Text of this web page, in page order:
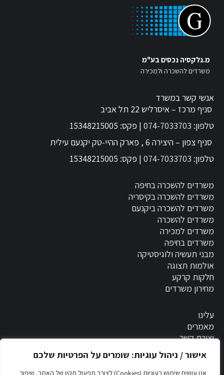
אישור / ניהול עוגיות: שומרים על הפרטיות שלכם
אנו עושים שימוש בעוגיות (Cookies) לצורך תפעול תקין של האתר, שיפור
מ.גלקסיה נכסים בע"מ
משרדים להשכרה ולמכירה
אנשי קשר במשרד
סניף מרכז – איסרליש 22 תל אביב
טלפון: 074-7033703 | פקס: 15348215005
סניף צפון – היצירה 6 , פארק ההיי-טק יקנעם עילית
טלפון: 074-7033703 | פקס: 15348215005
משרדים להשכרה בחיפה
משרדים להשכרה בקיסריה
משרדים להשכרה ביקנעם
משרדים להשכרה
משרדים למכירה
משרדים בחיפה
מבני תעשיה ולוגיסטיקה
אולמות תצוגה
חלקות קרקע
מחירון משרדים
עלינו
מאמרים
יצירת קשר
הסדרי נגישות